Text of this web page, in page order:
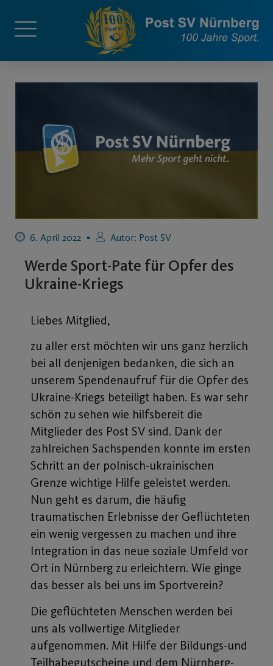
6. April 2022 Autor: Post SV
Werde Sport-Pate für Opfer des
Ukraine-Kriegs
Liebes Mitglied,
zu aller erst möchten wir uns ganz herzlich
bei all denjenigen bedanken, die sich an
unserem Spendenaufruf für die Opfer des
Ukraine-Kriegs beteiligt haben. Es war sehr
schön zu sehen wie hilfsbereit die
Mitglieder des Post SV sind. Dank der
zahlreichen Sachspenden konnte im ersten
Schritt an der polnisch-ukrainischen
Grenze wichtige Hilfe geleistet werden.
Nun geht es darum, die häufig
traumatischen Erlebnisse der Geflüchteten
ein wenig vergessen zu machen und ihre
Integration in das neue soziale Umfeld vor
Ort in Nürnberg zu erleichtern. Wie ginge
das besser als bei uns im Sportverein?
Die geflüchteten Menschen werden bei
uns als vollwertige Mitglieder
aufgenommen. Mit Hilfe der Bildungs-und
Teilhabegutscheine und dem Nürnberg-